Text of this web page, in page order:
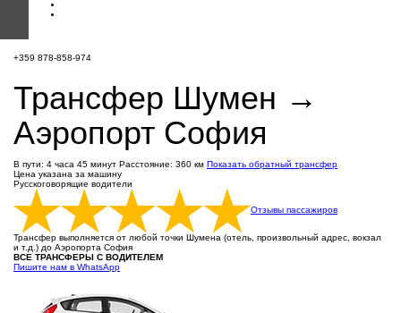
+359 878-858-974
Трансфер Шумен →
Аэропорт София
В пути: 4 часа 45 минут Расстояние: 360 км Показать обратный трансфер
Цена указана за машину
Русскоговорящие водители
Отзывы пассажиров
Трансфер выполняется от любой точки Шумена (отель, произвольный адрес, вокзал
и т.д.) до Аэропорта София
ВСЕ ТРАНСФЕРЫ С ВОДИТЕЛЕМ
Пишите нам в WhatsApp